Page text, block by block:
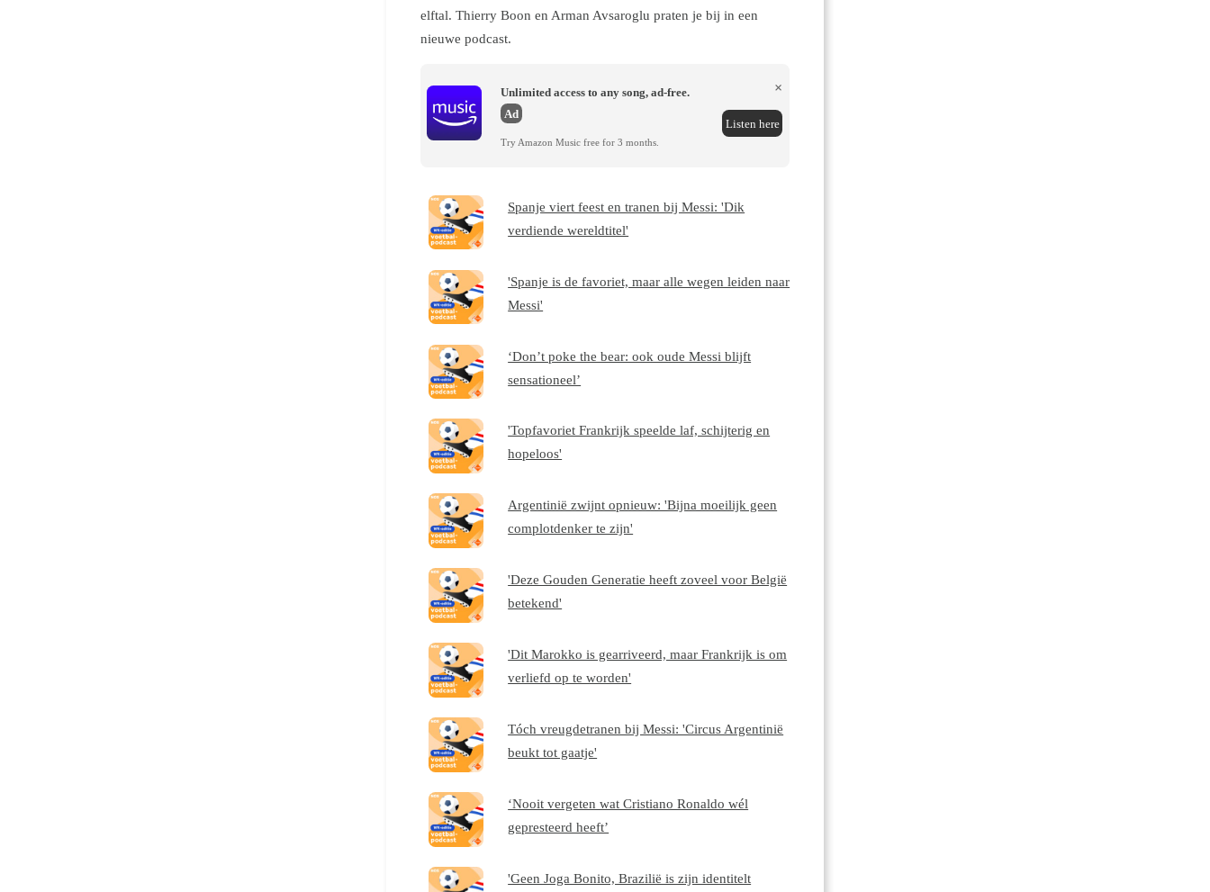
elftal. Thierry Boon en Arman Avsaroglu praten je bij in een
nieuwe podcast.
Unlimited access to any song, ad-free.
Ad
Try Amazon Music free for 3 months.
×
Listen here
Spanje viert feest en tranen bij Messi: 'Dik
verdiende wereldtitel'
'Spanje is de favoriet, maar alle wegen leiden naar
Messi'
‘Don’t poke the bear: ook oude Messi blijft
sensationeel’
'Topfavoriet Frankrijk speelde laf, schijterig en
hopeloos'
Argentinië zwijnt opnieuw: 'Bijna moeilijk geen
complotdenker te zijn'
'Deze Gouden Generatie heeft zoveel voor België
betekend'
'Dit Marokko is gearriveerd, maar Frankrijk is om
verliefd op te worden'
Tóch vreugdetranen bij Messi: 'Circus Argentinië
beukt tot gaatje'
‘Nooit vergeten wat Cristiano Ronaldo wél
gepresteerd heeft’
'Geen Joga Bonito, Brazilië is zijn identitelt